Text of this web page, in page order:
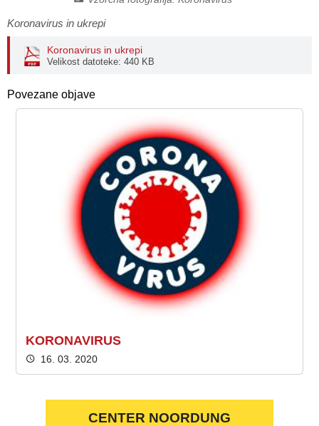
Koronavirus in ukrepi
Koronavirus in ukrepi
Velikost datoteke: 440 KB
Povezane objave
KORONAVIRUS
16. 03. 2020
CENTER NOORDUNG
Načrt integritete
Občinski predpisi
Proračuni občine
Občinski časopis
Lokalne volitve 2026